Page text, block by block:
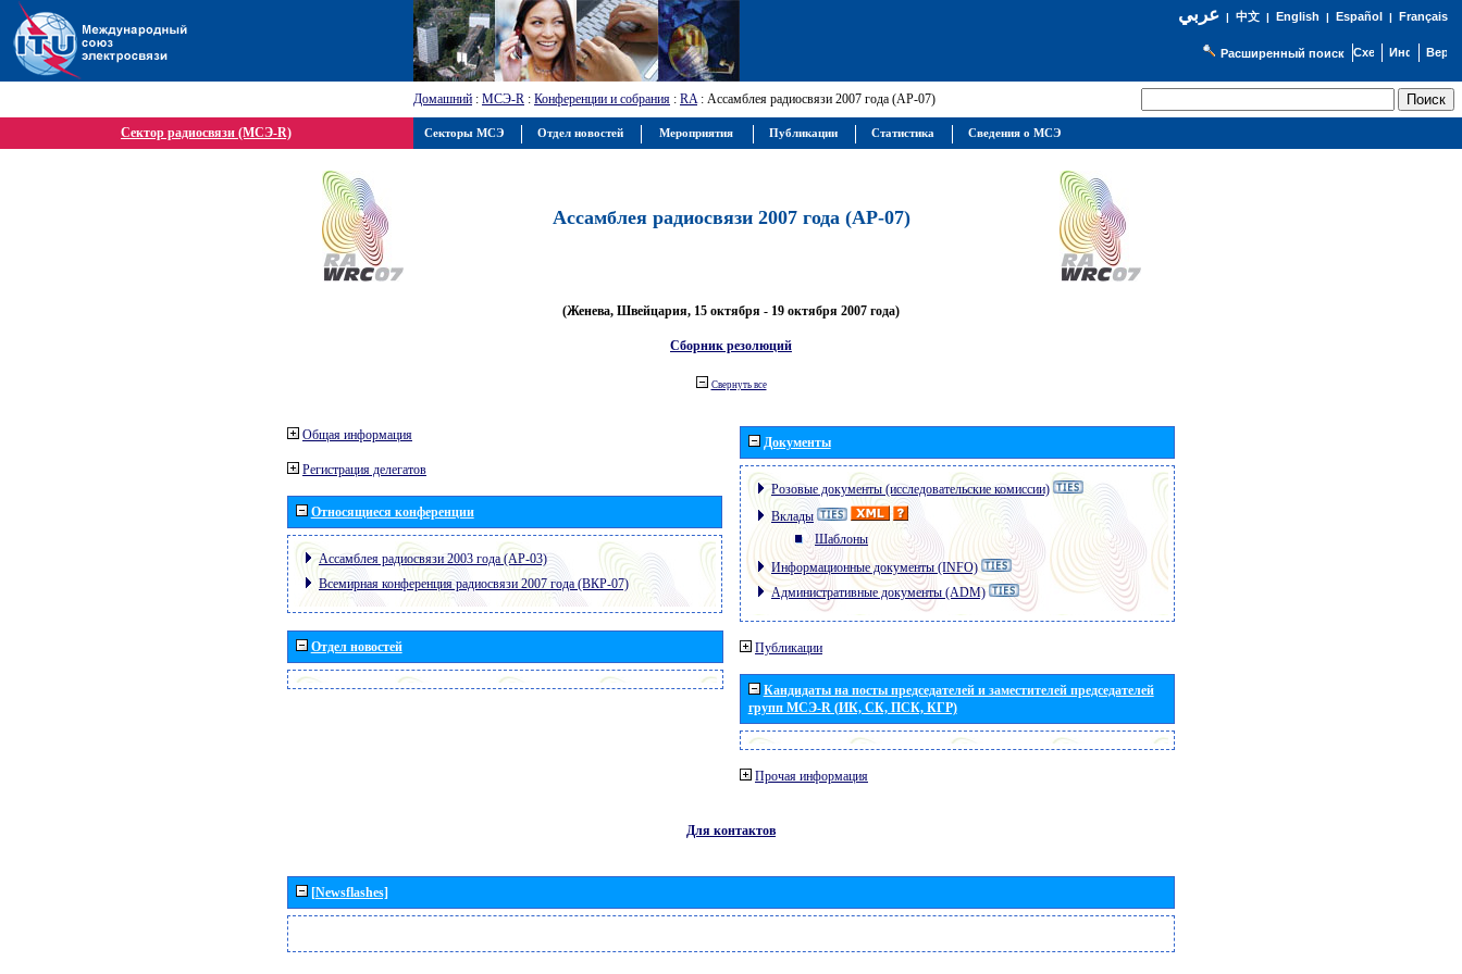
عربي| 中文| English | Español | Français
Расширенный поиск
Домашний : МСЭ-R : Конференции и собрания : RA: Ассамблея радиосвязи 2007 года (АР-07)
Сектор радиосвязи (МСЭ-R)
Ассамблея радиосвязи 2007 года (АР-07)
(Женева, Швейцария, 15 октября - 19 октября 2007 года)
Сборник резолюций
Свернуть все
Общая информация
Регистрация делегатов
Относящиеся конференции
Ассамблея радиосвязи 2003 года (АР-03)
Всемирная конференция радиосвязи 2007 года (ВКР-07)
Отдел новостей
Документы
Розовые документы (исследовательские комиссии)
Вклады
Шаблоны
Информационные документы (INFO)
Административные документы (ADM)
Публикации
Кандидаты на посты председателей и заместителей председателей
групп МСЭ-R (ИК, СК, ПСК, КГР)
Прочая информация
Для контактов
[Newsflashes]
Секторы МСЭ Отдел новостей Мероприятия Публикации Статистика Сведения о МСЭ